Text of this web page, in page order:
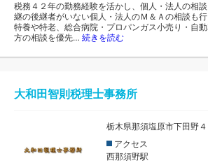
税務４２年の勤務経験を活かし、個人・法人の相
継の後継者がいない個人・法人のＭ＆Ａの相談も
特養や特老、総合病院・プロパンガス小売り・自
方の相談を優先… 続きを読む
大和田智則税理士事務所
栃木県那須塩原市下田野
アクセス
西那須野駅